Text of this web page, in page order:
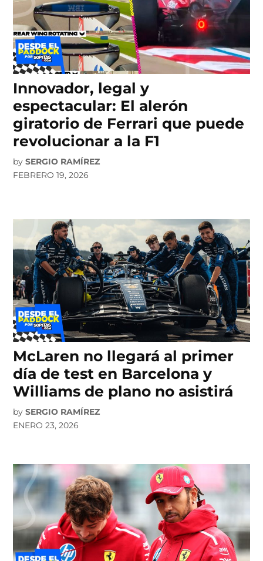
Innovador, legal y
espectacular: El alerón
giratorio de Ferrari que puede
revolucionar a la F1
by SERGIO RAMÍREZ
FEBRERO 19, 2026
McLaren no llegará al primer
día de test en Barcelona y
Williams de plano no asistirá
by SERGIO RAMÍREZ
ENERO 23, 2026